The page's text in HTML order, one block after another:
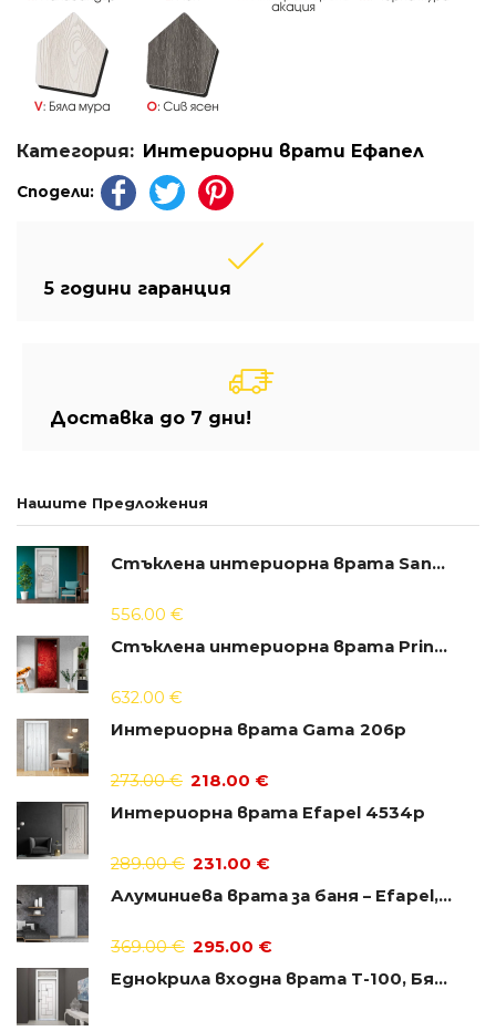
Категория: Интериорни врати Ефапел
Сподели:
5 години гаранция
Доставка до 7 дни!
Нашите Предложения
Стъклена интериорна врата Sand G 14-8
556.00 €
Стъклена интериорна врата Print G 13-11
632.00 €
Интериорна врата Gama 206p
273.00€ 218.00 €
Интериорна врата Efapel 4534p
289.00€ 231.00 €
Алуминиева врата за баня – Efapel, цвят Лен
369.00€ 295.00 €
Еднокрила входна врата Т-100, Бялa